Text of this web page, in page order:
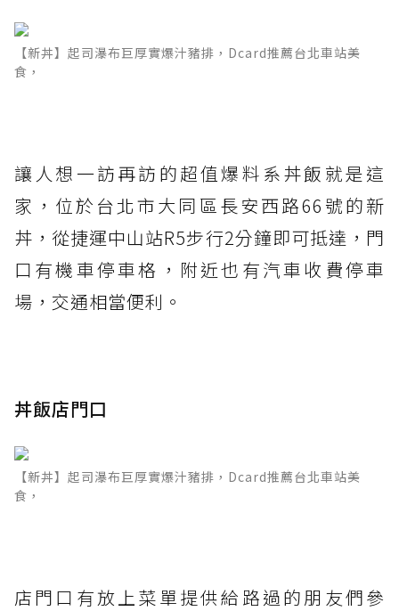
【新丼】起司瀑布巨厚實爆汁豬排，Dcard推薦台北車站美
食，
讓人想一訪再訪的超值爆料系丼飯就是這
家，位於台北市大同區長安西路66號的新
丼，從捷運中山站R5步行2分鐘即可抵達，門
口有機車停車格，附近也有汽車收費停車
場，交通相當便利。
丼飯店門口
【新丼】起司瀑布巨厚實爆汁豬排，Dcard推薦台北車站美
食，
店門口有放上菜單提供給路過的朋友們參